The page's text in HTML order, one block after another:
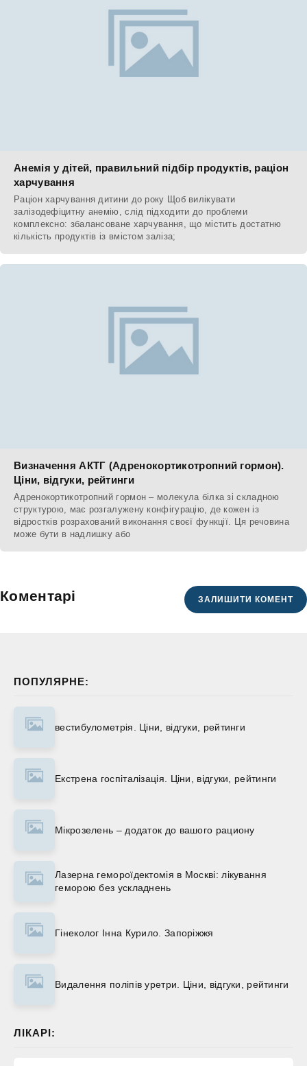
ПОПУЛЯРНЕ:
вестибулометрія. Ціни, відгуки, рейтинги
Екстрена госпіталізація. Ціни, відгуки, рейтинги
Мікрозелень – додаток до вашого рациону
Лазерна гемороїдектомія в Москві: лікування
геморою без ускладнень
Гінеколог Інна Курило. Запоріжжя
Видалення поліпів уретри. Ціни, відгуки, рейтинги
ЛІКАРІ:
Анемія у дітей, правильний підбір продуктів, раціон
харчування
Раціон харчування дитини до року Щоб вилікувати
залізодефіцитну анемію, слід підходити до проблеми
комплексно: збалансоване харчування, що містить достатню
кількість продуктів із вмістом заліза;
Визначення АКТГ (Адренокортикотропний гормон).
Ціни, відгуки, рейтинги
Адренокортикотропний гормон – молекула білка зі складною
структурою, має розгалужену конфігурацію, де кожен із
відростків розрахований виконання своєї функції. Ця речовина
може бути в надлишку або
Коментарі ЗАЛИШИТИ КОМЕНТ